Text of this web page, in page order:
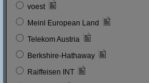
voest
Meinl European Land
Telekom Austria
Berkshire-Hathaway
Raiffeisen INT